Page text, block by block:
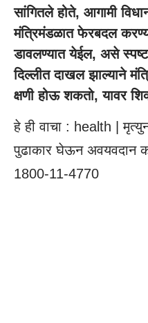
सांगितले होते, आगामी
मंत्रिमंडळात फेरबदल
डावलण्यात येईल, असे
दिल्लीत दाखल झाल्याने
क्षणी होऊ शकतो, यावर
हे ही वाचा : health |
पुढाकार घेऊन अवयवदान
1800-11-4770